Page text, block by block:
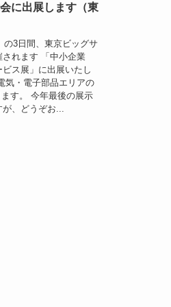
に出展します（東
の3日間、東京ビッグサ
されます 「中小企業
ス展」に出展いたし
・電子部品エリアの
ます。 今年最後の展示
、どうぞお...